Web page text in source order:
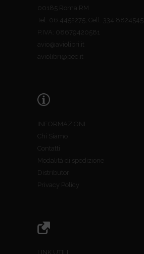
00185 Roma RM
Tel. 06.4452275; Cell. 334.8824545
P.IVA: 08679420581
avio@aviolibri.it
aviolibri@pec.it
INFORMAZIONI
Chi Siamo
Contatti
Modalità di spedizione
Distributori
Privacy Policy
LINK UTILI